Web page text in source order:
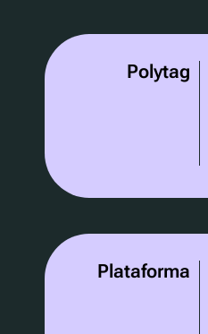
Polytag
Plataforma